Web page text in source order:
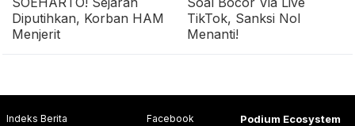
Diputihkan, Korban HAM
Menjerit
TikTok, Sanksi Nol
Menanti!
Indeks Berita
Facebook
Podium Ecosystem